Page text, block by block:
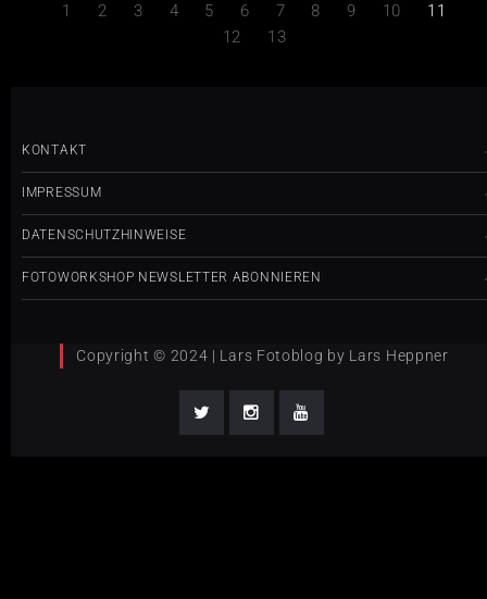
1 2 3 4 5 6 7 8 9 10
11
12
13
KONTAKT
IMPRESSUM
DATENSCHUTZHINWEISE
FOTOWORKSHOP NEWSLETTER ABONNIEREN
Copyright © 2024 | Lars Fotoblog by Lars Heppner